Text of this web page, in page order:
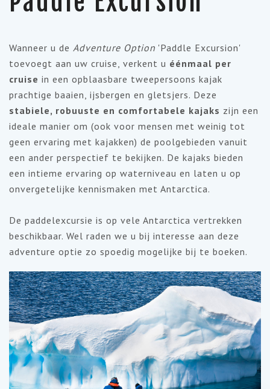
Wanneer u de Adventure Option 'Paddle Excursion'
toevoegt aan uw cruise, verkent u éénmaal per
cruise in een opblaasbare tweepersoons kajak
prachtige baaien, ijsbergen en gletsjers. Deze
stabiele, robuuste en comfortabele kajaks zijn een
ideale manier om (ook voor mensen met weinig tot
geen ervaring met kajakken) de poolgebieden vanuit
een ander perspectief te bekijken. De kajaks bieden
een intieme ervaring op waterniveau en laten u op
onvergetelijke kennismaken met Antarctica.
De paddelexcursie is op vele Antarctica vertrekken
beschikbaar. Wel raden we u bij interesse aan deze
adventure optie zo spoedig mogelijke bij te boeken.